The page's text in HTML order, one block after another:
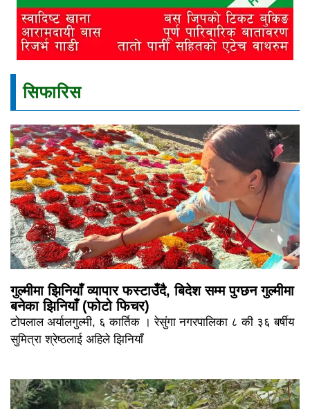
सिफारिस
गुल्मीमा झिनियाँ व्यापार फस्टाउँदै, बिदेश सम्म पुग्छन गुल्मीमा
बनेका झिनियाँ (फोटो फिचर)
टोपलाल अर्यालगुल्मी, ६ कार्तिक । रेसुंगा नगरपालिका ८ की ३६ बर्षीय
सुमित्रा श्रेष्ठलाई अहिले झिनियाँ